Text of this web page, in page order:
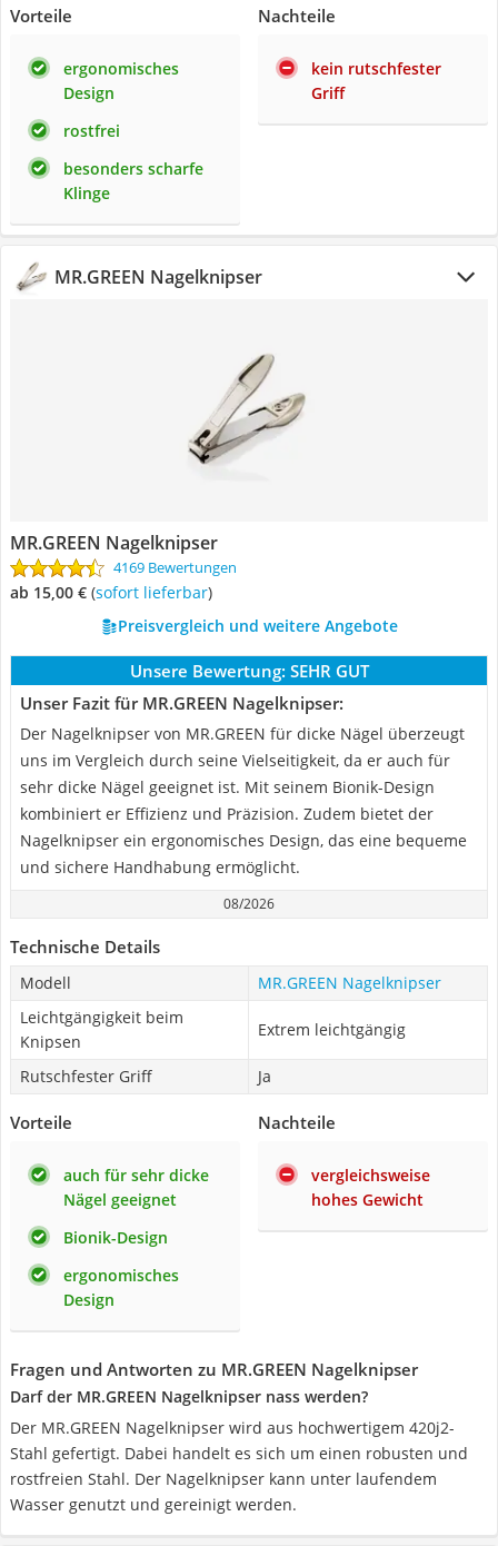
Vorteile
ergonomisches
Design
rostfrei
besonders scharfe
Klinge
Nachteile
kein rutschfester
Griff
MR.GREEN Nagelknipser
MR.GREEN Nagelknipser
4169 Bewertungen
ab 15,00 € ( Sofort lieferbar)
Preisvergleich und weitere Angebote
Unsere Bewertung: SEHR GUT
Unser Fazit für MR.GREEN Nagelknipser:
Der Nagelknipser von MR.GREEN für dicke Nägel überzeugt
uns im Vergleich durch seine Vielseitigkeit, da er auch für
sehr dicke Nägel geeignet ist. Mit seinem Bionik-Design
kombiniert er Effizienz und Präzision. Zudem bietet der
Nagelknipser ein ergonomisches Design, das eine bequeme
und sichere Handhabung ermöglicht.
08/2026
Technische Details
Modell
MR.GREEN Nagelknipser
Leichtgängigkeit beim
Knipsen
Extrem leichtgängig
Rutschfester Griff Ja
Vorteile
auch für sehr dicke
Nägel geeignet
Bionik-Design
ergonomisches
Design
Nachteile
vergleichsweise
hohes Gewicht
Fragen und Antworten zu MR.GREEN Nagelknipser
Darf der MR.GREEN Nagelknipser nass werden?
Der MR.GREEN Nagelknipser wird aus hochwertigem 420j2-
Stahl gefertigt. Dabei handelt es sich um einen robusten und
rostfreien Stahl. Der Nagelknipser kann unter laufendem
Wasser genutzt und gereinigt werden.